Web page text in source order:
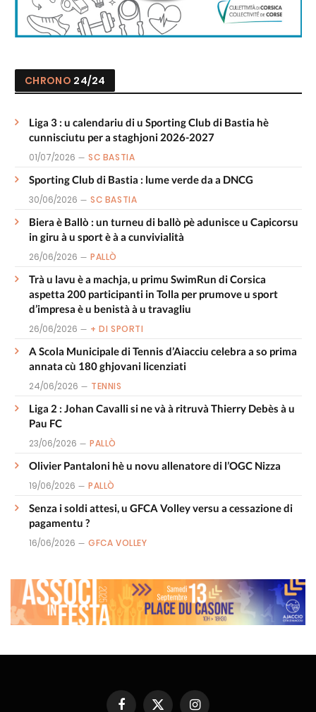
CHRONO 24/24
Liga 3 : u calendariu di u Sporting Club di Bastia hè
cunnisciutu per a staghjoni 2026-2027
01/07/2026 SC BASTIA
Sporting Club di Bastia : lume verde da a DNCG
30/06/2026 SC BASTIA
Biera è Ballò : un turneu di ballò pè adunisce u Capicorsu
in giru à u sport è à a cunvivialità
26/06/2026 PALLÒ
Trà u lavu è a machja, u primu SwimRun di Corsica
aspetta 200 participanti in Tolla per prumove u sport
d’impresa è u benistà à u travagliu
26/06/2026 + DI SPORTI
A Scola Municipale di Tennis d’Aiacciu celebra a so prima
annata cù 180 ghjovani licenziati
24/06/2026 TENNIS
Liga 2 : Johan Cavalli si ne và à ritruvà Thierry Debès à u
Pau FC
23/06/2026 PALLÒ
Olivier Pantaloni hè u novu allenatore di l’OGC Nizza
19/06/2026 PALLÒ
Senza i soldi attesi, u GFCA Volley versu a cessazione di
pagamentu ?
16/06/2026 GFCA VOLLEY